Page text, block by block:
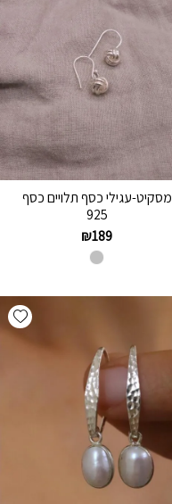
מסקיט-עגילי כסף תלויים כסף
925
₪189